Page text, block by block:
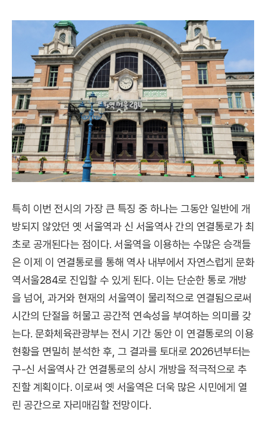
특히 이번 전시의 가장 큰 특징 중 하나는 그동안 일반에 개
방되지 않았던 옛 서울역과 신 서울역사 간의 연결통로가 최
초로 공개된다는 점이다. 서울역을 이용하는 수많은 승객들
은 이제 이 연결통로를 통해 역사 내부에서 자연스럽게 문화
역서울284로 진입할 수 있게 된다. 이는 단순한 통로 개방
을 넘어, 과거와 현재의 서울역이 물리적으로 연결됨으로써
시간의 단절을 허물고 공간적 연속성을 부여하는 의미를 갖
는다. 문화체육관광부는 전시 기간 동안 이 연결통로의 이용
현황을 면밀히 분석한 후, 그 결과를 토대로 2026년부터는
구-신 서울역사 간 연결통로의 상시 개방을 적극적으로 추
진할 계획이다. 이로써 옛 서울역은 더욱 많은 시민에게 열
린 공간으로 자리매김할 전망이다.